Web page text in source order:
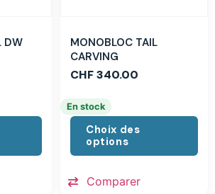
DW
MONOBLOC TAIL
CARVING
CHF340.00
En stock
Choix des
options
Comparer